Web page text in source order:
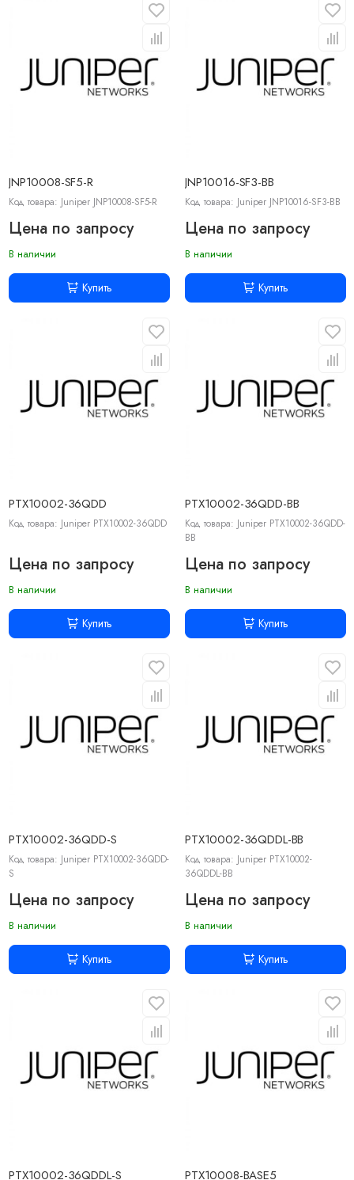
JNP10008-SF5-R
Код товара: Juniper JNP10008-SF5-R
Цена по запросу
В наличии
Купить
JNP10016-SF3-BB
Код товара: Juniper JNP10016-SF3-BB
Цена по запросу
В наличии
Купить
PTX10002-36QDD
Код товара: Juniper PTX10002-36QDD
Цена по запросу
В наличии
Купить
PTX10002-36QDD-BB
Код товара: Juniper PTX10002-36QDD-
BB
Цена по запросу
В наличии
Купить
PTX10002-36QDD-S
Код товара: Juniper PTX10002-36QDD-
S
Цена по запросу
В наличии
Купить
PTX10002-36QDDL-BB
Код товара: Juniper PTX10002-
36QDDL-BB
Цена по запросу
В наличии
Купить
PTX10002-36QDDL-S PTX10008-BASE5